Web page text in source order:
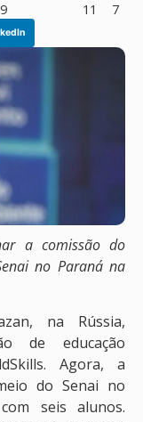
11
7
a comissão do
no Paraná na
na Rússia,
de educação
Agora, a
do Senai no
seis alunos.